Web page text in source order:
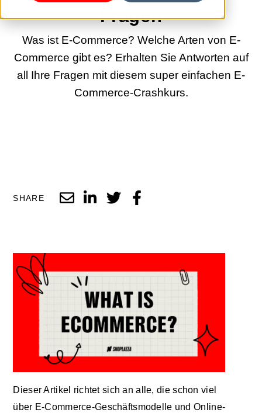
Fragen
Was ist E-Commerce? Welche Arten von E-
Commerce gibt es? Erhalten Sie Antworten auf
all Ihre Fragen mit diesem super einfachen E-
Commerce-Crashkurs.
SHARE
Dieser Artikel richtet sich an alle, die schon viel
über E-Commerce-Geschäftsmodelle und Online-